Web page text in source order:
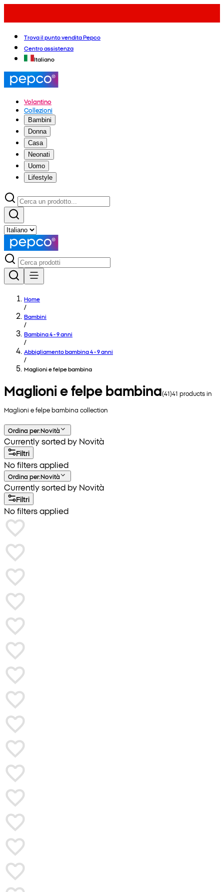
Trova il punto vendita Pepco
Centro assistenza
Italiano
Volantino
Collezioni
Bambini
Donna
Casa
Neonati
Uomo
Lifestyle
Home
/
Bambini
/
Bambina 4 - 9 anni
/
Abbigliamento bambina 4 - 9 anni
/
Maglioni e felpe bambina
Maglioni e felpe bambina(41)41 products in
Maglioni e felpe bambina collection
Ordina per:Novità
Currently sorted by Novità
Filtri
No filters applied
Ordina per:Novità
Currently sorted by Novità
Filtri
No filters applied